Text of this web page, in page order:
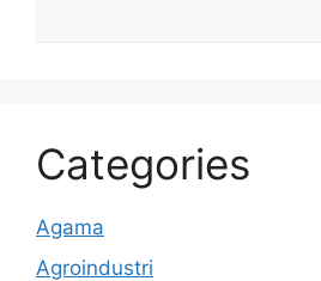
Categories
Agama
Agroindustri